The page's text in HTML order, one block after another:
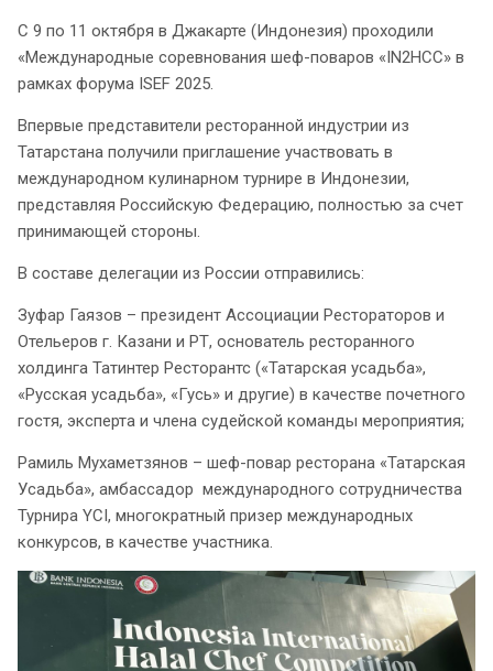
С 9 по 11 октября в Джакарте (Индонезия) проходили
«Международные соревнования шеф-поваров «IN2HCC» в
рамках форума ISEF 2025.
Впервые представители ресторанной индустрии из
Татарстана получили приглашение участвовать в
международном кулинарном турнире в Индонезии,
представляя Российскую Федерацию, полностью за счет
принимающей стороны.
В составе делегации из России отправились:
Зуфар Гаязов – президент Ассоциации Рестораторов и
Отельеров г. Казани и РТ, основатель ресторанного
холдинга Татинтер Ресторантс («Татарская усадьба»,
«Русская усадьба», «Гусь» и другие) в качестве почетного
гостя, эксперта и члена судейской команды мероприятия;
Рамиль Мухаметзянов – шеф-повар ресторана «Татарская
Усадьба», амбассадор международного сотрудничества
Турнира YCI, многократный призер международных
конкурсов, в качестве участника.